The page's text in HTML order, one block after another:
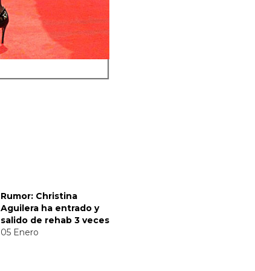
Rumor: Christina
Aguilera ha entrado y
salido de rehab 3 veces
05 Enero